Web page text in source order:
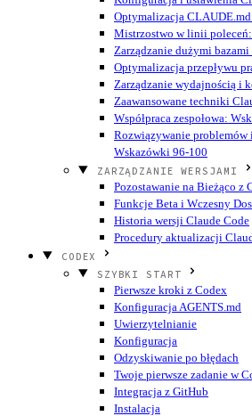
Optymalizacja
Mistrzostwo w linii
Zarządzanie dużymi
Optymalizacja przepływu
Zarządzanie wydajnością i
Zaawansowane techniki
Współpraca zespołowa:
Rozwiązywanie
Wskazówki 96-100
ZARZĄDZANIE WERSJAMI
Pozostawanie na Bieżąco z
Funkcje Beta i Wczesny
Historia wersji Claude Code
Procedury aktualizacji
CODEX
SZYBKI START
Pierwsze kroki z Codex
Konfiguracja AGENTS.md
Uwierzytelnianie
Konfiguracja
Odzyskiwanie po błędach
Twoje pierwsze zadanie w
Integracja z GitHub
Instalacja